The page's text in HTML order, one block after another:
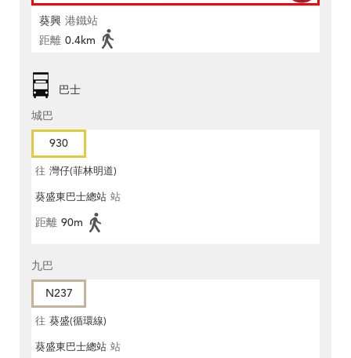
葵興 港鐵站
距離 0.4km
巴士
城巴
930
往 灣仔(菲林明道)
葵盛東巴士總站 站
距離 90m
九巴
N237
往 葵盛(循環線)
葵盛東巴士總站 站